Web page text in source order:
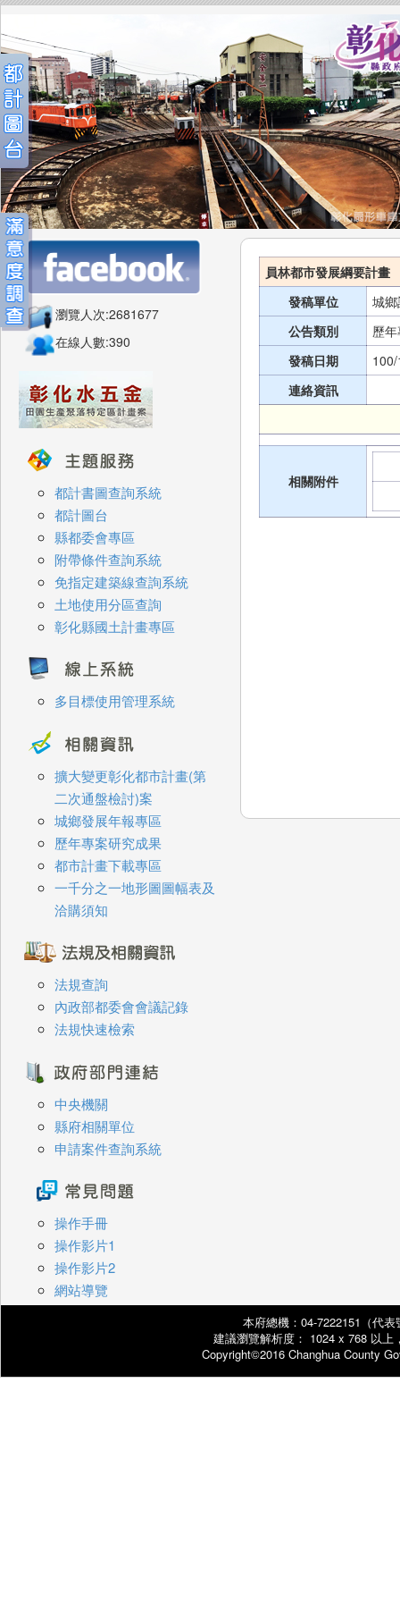
員林都市發展綱要計畫
發稿單位
城
公告類別
歷
發稿日期
連絡資訊
相關附件
瀏覽人次:2681677
在線人數:390
都計書圖查詢系統
都計圖台
縣都委會專區
附帶條件查詢系統
免指定建築線查詢系統
土地使用分區查詢
彰化縣國土計畫專區
多目標使用管理系統
擴大變更彰化都市計畫(第
二次通盤檢討)案
城鄉發展年報專區
歷年專案研究成果
都市計畫下載專區
一千分之一地形圖圖幅表及
洽購須知
法規查詢
內政部都委會會議記錄
法規快速檢索
中央機關
縣府相關單位
申請案件查詢系統
操作手冊
操作影片1
操作影片2
網站導覽
本府總機：04-7222151（代
建議瀏覽解析度： 1024 x 768 以
Copyright©2016 Changhua County